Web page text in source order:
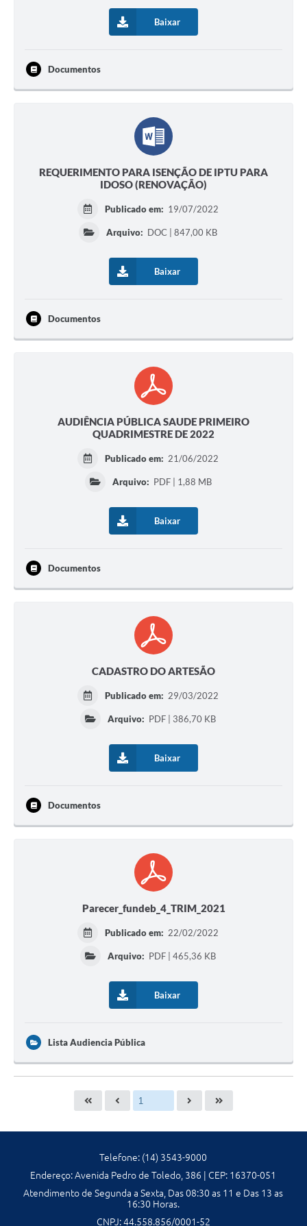
Baixar
Documentos
REQUERIMENTO PARA ISENÇÃO DE IPTU PARA
IDOSO (RENOVAÇÃO)
Publicado em: 19/07/2022
Arquivo: DOC | 847,00 KB
Baixar
Documentos
AUDIÊNCIA PÚBLICA SAUDE PRIMEIRO
QUADRIMESTRE DE 2022
Publicado em: 21/06/2022
Arquivo: PDF | 1,88 MB
Baixar
Documentos
CADASTRO DO ARTESÃO
Publicado em: 29/03/2022
Arquivo: PDF | 386,70 KB
Baixar
Documentos
Parecer_fundeb_4_TRIM_2021
Publicado em: 22/02/2022
Arquivo: PDF | 465,36 KB
Baixar
Lista Audiencia Pública
Telefone: (14) 3543-9000
Endereço: Avenida Pedro de Toledo, 386 | CEP: 16370-051
Atendimento de Segunda a Sexta, Das 08:30 as 11 e Das 13 as
16:30 Horas.
CNPJ: 44.558.856/0001-52